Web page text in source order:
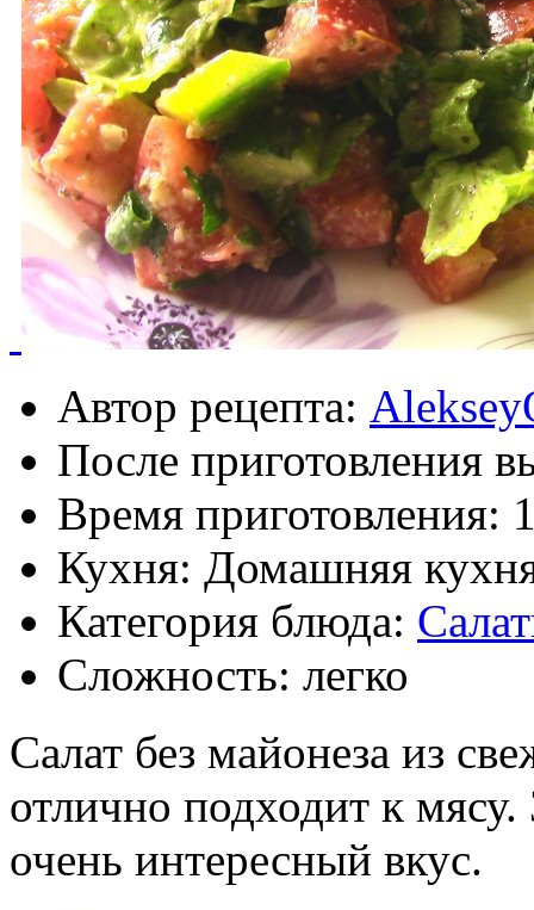
Автор рецепта:
После приготовления
Время приготовления:
Кухня: Домашняя
Категория блюда:
Сложность: легко
Салат без майонеза из
отлично подходит к
очень интересный вкус.